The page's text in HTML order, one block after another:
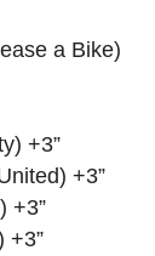
a Bike)
+3”
+3”
+3”
+3”